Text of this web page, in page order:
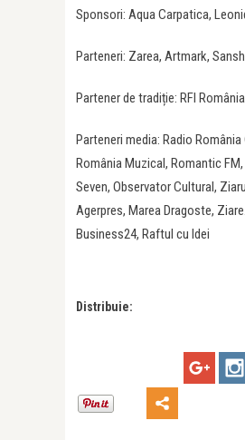
Sponsori: Aqua Carpatica,
Parteneri: Zarea, Artmark,
Partener de tradiție: RFI România
Parteneri media: Radio
România Muzical, Romantic
Seven, Observator Cultural,
Agerpres, Marea Dragoste,
Business24, Raftul cu Idei
Distribuie: